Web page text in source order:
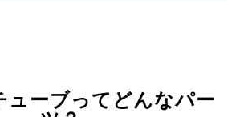
ューブってどんなパー